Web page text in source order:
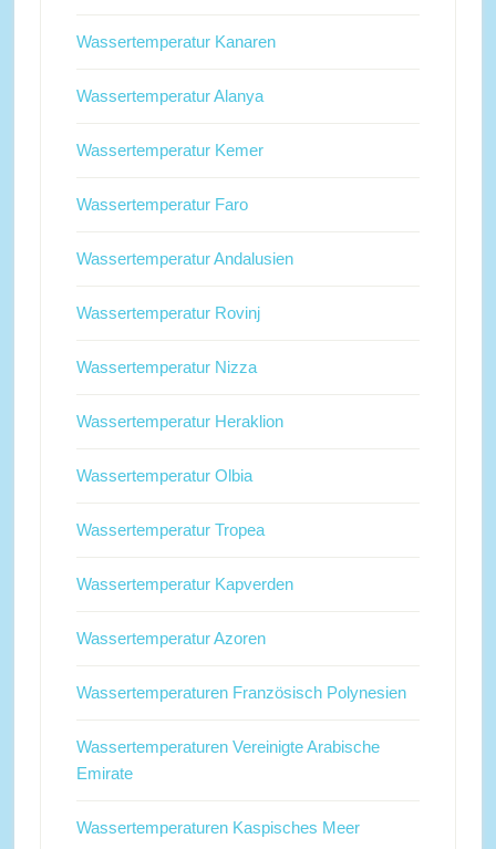
Wassertemperatur Kanaren
Wassertemperatur Alanya
Wassertemperatur Kemer
Wassertemperatur Faro
Wassertemperatur Andalusien
Wassertemperatur Rovinj
Wassertemperatur Nizza
Wassertemperatur Heraklion
Wassertemperatur Olbia
Wassertemperatur Tropea
Wassertemperatur Kapverden
Wassertemperatur Azoren
Wassertemperaturen Französisch Polynesien
Wassertemperaturen Vereinigte Arabische
Emirate
Wassertemperaturen Kaspisches Meer